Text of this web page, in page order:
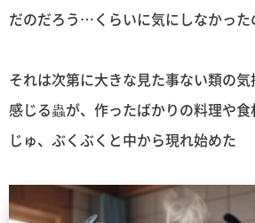
だのだろう…くらいに気にしなかっ
それは次第に大きな見た事ない類の
感じる蟲が、作ったばかりの料理や
じゅ、ぶくぶくと中から現れ始めた